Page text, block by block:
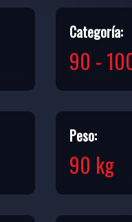
Categoría:
90 -
Peso:
90 kg